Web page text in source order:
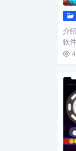
介
软